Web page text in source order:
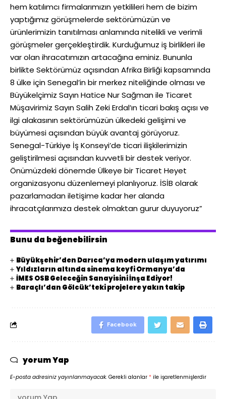
hem katılımcı firmalarımızın yetkilileri hem de bizim
yaptığımız görüşmelerde sektörümüzün ve
ürünlerimizin tanıtılması anlamında nitelikli ve verimli
görüşmeler gerçekleştirdik. Kurduğumuz iş birlikleri ile
var olan ihracatımızın artacağına eminiz. Bununla
birlikte Sektörümüz açısından Afrika Birliği kapsamında
8 ülke için Senegal’in bir merkez niteliğinde olması ve
Büyükelçimiz Sayın Hatice Nur Sağman ile Ticaret
Müşavirimiz Sayın Salih Zeki Erdal’ın ticari bakış açısı ve
ilgi alakasının sektörümüzün ülkedeki gelişimi ve
büyümesi açısından büyük avantaj görüyoruz.
Senegal-Türkiye İş Konseyi’de ticari ilişkilerimizin
geliştirilmesi açısından kuvvetli bir destek veriyor.
Önümüzdeki dönemde Ülkeye bir Ticaret Heyet
organizasyonu düzenlemeyi planlıyoruz. İSİB olarak
pazarlamadan iletişime kadar her alanda
ihracatçılarımıza destek olmaktan gurur duyuyoruz”
Bunu da beğenebilirsin
Büyükşehir’den Darıca’ya modern ulaşım yatırımı
Yıldızların altında sinema keyfi Ormanya’da
İMES OSB Geleceğin Sanayisini İnşa Ediyor!
Baraçlı’dan Gölcük’teki projelere yakın takip
Facebook
yorum Yap
E-posta adresiniz yayınlanmayacak. Gerekli alanlar * ile işaretlenmişlerdir